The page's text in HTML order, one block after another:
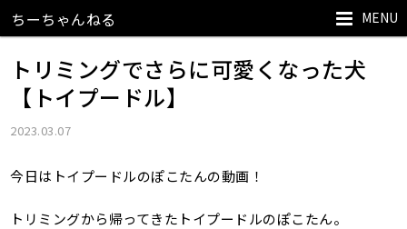
MENU
ちーちゃんねる
トリミングでさらに可愛くなった犬
【トイプードル】
2023.03.07
今日はトイプードルのぽこたんの動画！
トリミングから帰ってきたトイプードルのぽこたん。